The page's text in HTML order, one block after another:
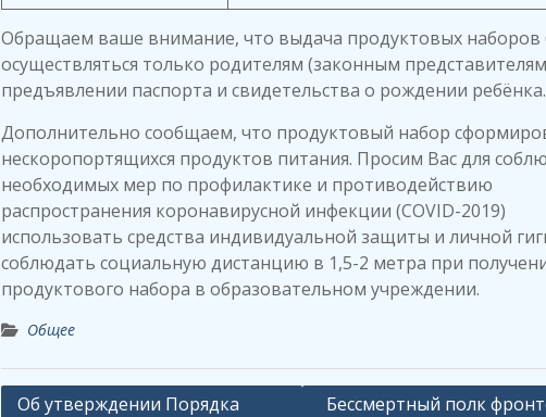
Обращаем ваше внимание, что выдача продуктовых наборов
осуществляться только родителям (законным
предъявлении паспорта и свидетельства о рождении ребёнка.
Дополнительно сообщаем, что продуктовый набор
нескоропортящихся продуктов питания. Просим Вас для
необходимых мер по профилактике и противодействию
распространения коронавирусной инфекции (COVID-2019)
использовать средства индивидуальной защиты и личной
соблюдать социальную дистанцию в 1,5-2 метра при
продуктового набора в образовательном учреждении.
Общее
Навигация
Об утверждении Порядка
Бессмертный полк